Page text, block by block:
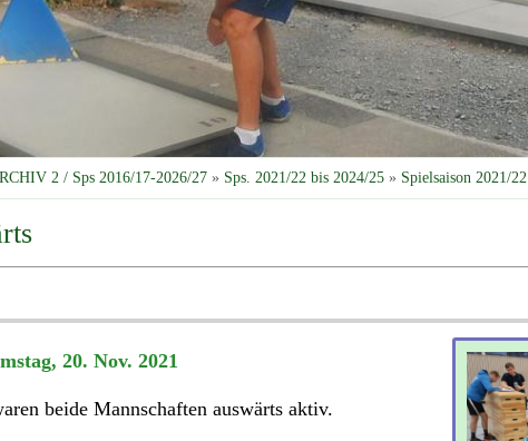
2 / Sps 2016/17-2026/27 » Sps. 2021/22 bis 2024/25 » Spielsaison 2021/22
20. Nov. 2021
beide Mannschaften auswärts aktiv.